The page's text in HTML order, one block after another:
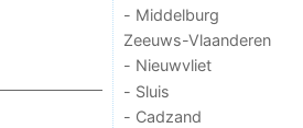
- Middelburg
Zeeuws-Vlaanderen
- Nieuwvliet
- Sluis
- Cadzand